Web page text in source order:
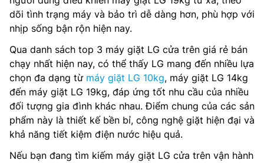
dõi tình trạng máy và bảo trì dễ dàng hơn, phù hợp với
nhịp sống bận rộn hiện nay.
Qua danh sách top 3 máy giặt LG cửa trên giá rẻ bán
chạy nhất hiện nay, có thể thấy LG mang đến nhiều lựa
chọn đa dạng từ máy giặt LG 10kg, máy giặt LG 14kg
đến máy giặt LG 19kg, đáp ứng tốt nhu cầu của nhiều
đối tượng gia đình khác nhau. Điểm chung của các sản
phẩm này là thiết kế bền bỉ, công nghệ giặt hiện đại và
khả năng tiết kiệm điện nước hiệu quả.
Nếu bạn đang tìm kiếm máy giặt LG cửa trên vận hành